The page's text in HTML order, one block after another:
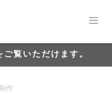
覧いただけます。
作